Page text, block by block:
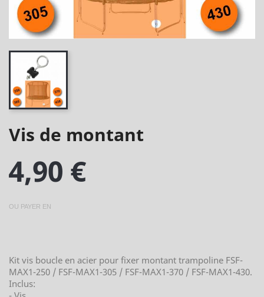
Vis de montant
4,90 €
OU PAYER EN
Kit vis boucle en acier pour fixer montant trampoline FSF-
MAX1-250 / FSF-MAX1-305 / FSF-MAX1-370 / FSF-MAX1-430.
Inclus: